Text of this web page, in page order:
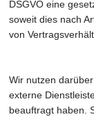
DSGVO eine
soweit dies nach
von
Wir nutzen
externe
beauftragt haben.